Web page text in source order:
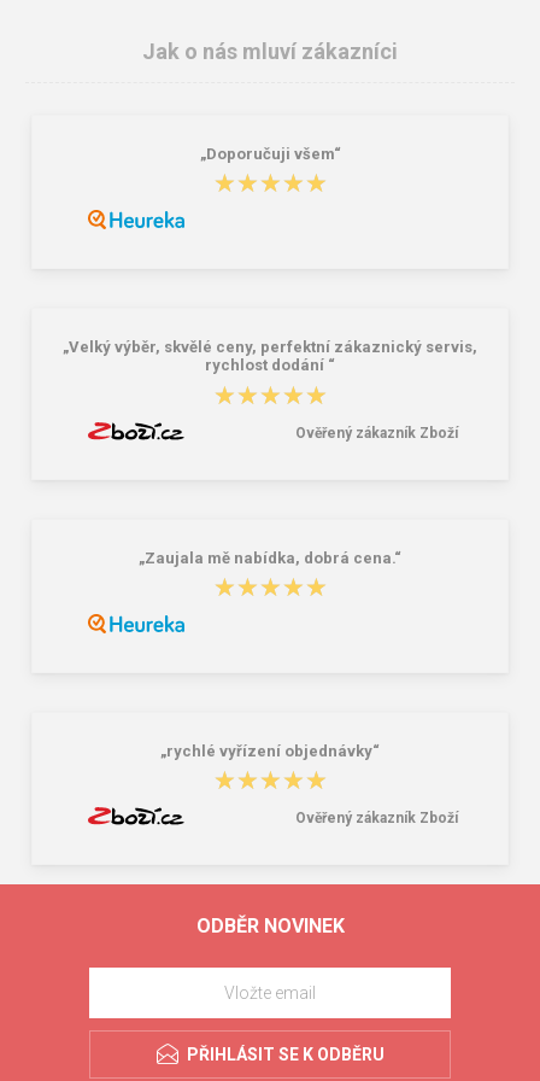
Jak o nás mluví zákazníci
„Doporučuji všem“
★★★★★
★★★★★
„Velký výběr, skvělé ceny, perfektní zákaznický servis,
rychlost dodání “
★★★★★
★★★★★
Ověřený zákazník Zboží
„Zaujala mě nabídka, dobrá cena.“
★★★★★
★★★★★
„rychlé vyřízení objednávky“
★★★★★
★★★★★
Ověřený zákazník Zboží
ODBĚR NOVINEK
PŘIHLÁSIT SE K ODBĚRU